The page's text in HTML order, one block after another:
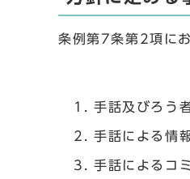
条例第7条第2項に
手話及びろう
手話による情
手話によるコ